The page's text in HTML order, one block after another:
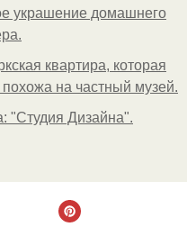
украшение домашнего
квартира, которая
на частный музей.
"Студия Дизайна".